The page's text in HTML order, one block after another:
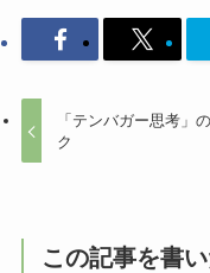
「テンバガー思考」
ク
この記事を書